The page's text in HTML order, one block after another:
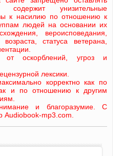
содержит унизительные
к насилию по отношению к
людей на основании их
вероисповедания,
статуса ветерана,
от оскорблений, угроз и
лексики.
корректно как по
и по отношению к другим
и благоразумие. С
Audiobook-mp3.com.